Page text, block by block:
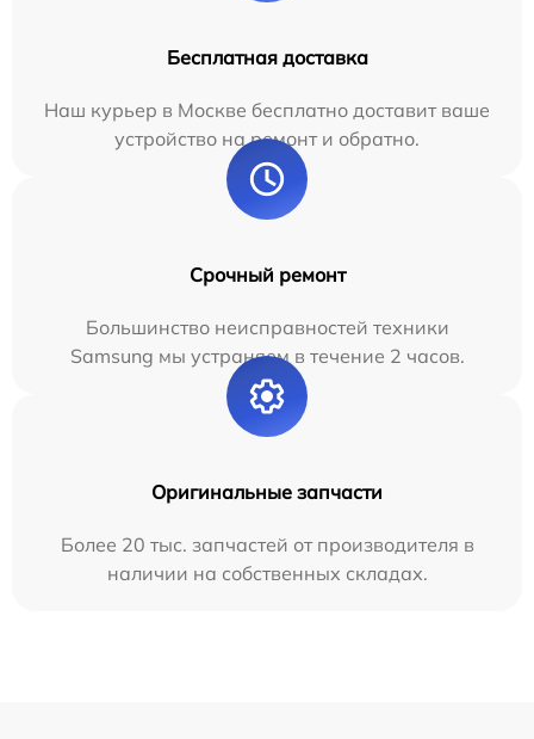
Бесплатная доставка
Наш курьер в Москве бесплатно доставит ваше
устройство на ремонт и обратно.
Срочный ремонт
Большинство неисправностей техники
Samsung мы устраняем в течение 2 часов.
Оригинальные запчасти
Более 20 тыс. запчастей от производителя в
наличии на собственных складах.